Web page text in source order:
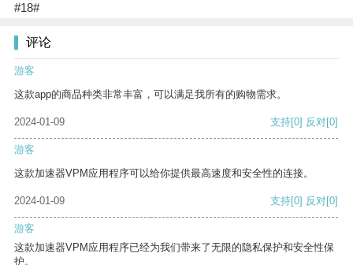
#18#
评论
游客
这款app的商品种类非常丰富，可以满足我所有的购物需求。
2024-01-09 支持[0] 反对[0]
游客
这款加速器VPM应用程序可以给你提供最高速度和安全性的连接。
2024-01-09 支持[0] 反对[0]
游客
这款加速器VPM应用程序已经为我们带来了无限的隐私保护和安全性保
护。